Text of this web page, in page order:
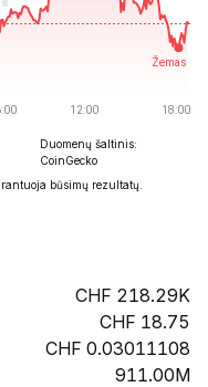
Duomenų šaltinis:
CoinGecko
būsimų rezultatų.
218.29K
18.75
0.03011108
911.00M